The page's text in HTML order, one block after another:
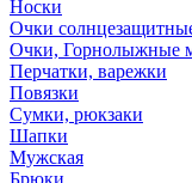
Носки
Очки
Очки, Горнолыжные
Перчатки, варежки
Повязки
Сумки, рюкзаки
Шапки
Мужская
Брюки